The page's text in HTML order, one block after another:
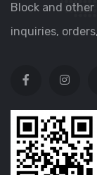
Block and
inquiries,